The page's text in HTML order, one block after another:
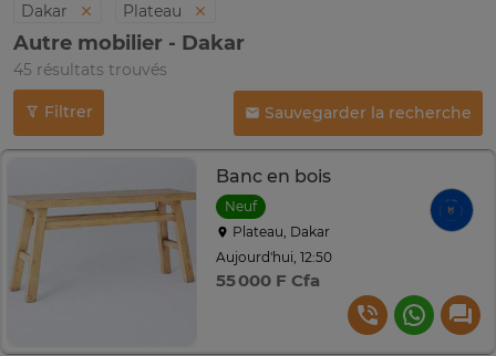
Dakar
Plateau
Autre mobilier - Dakar
45 résultats trouvés
Filtrer Sauvegarder la recherche
Banc en bois
Neuf
Plateau, Dakar
Aujourd'hui, 12:50
55 000 F Cfa